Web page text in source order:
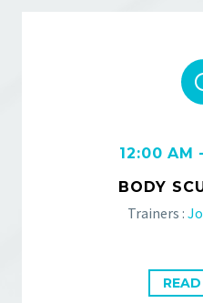
12:00 AM
BODY
Trainers :